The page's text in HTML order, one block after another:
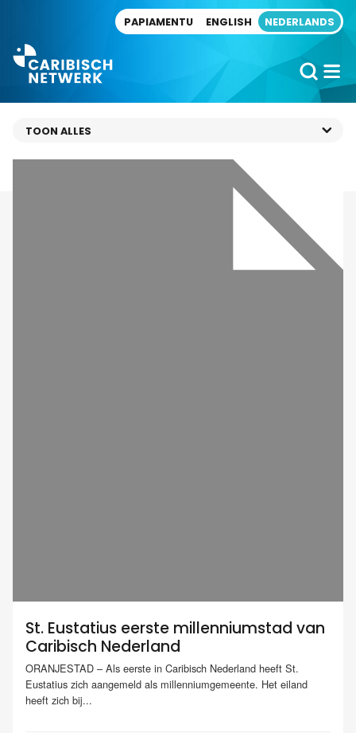
PAPIAMENTU ENGLISH NEDERLANDS
St. Eustatius eerste millenniumstad van
Caribisch Nederland
ORANJESTAD – Als eerste in Caribisch Nederland heeft St.
Eustatius zich aangemeld als millenniumgemeente. Het eiland
heeft zich bij...